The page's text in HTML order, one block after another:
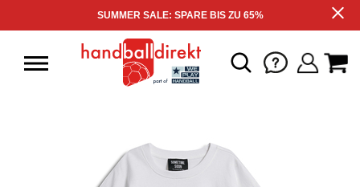
SUMMER SALE: SPARE BIS ZU 65%